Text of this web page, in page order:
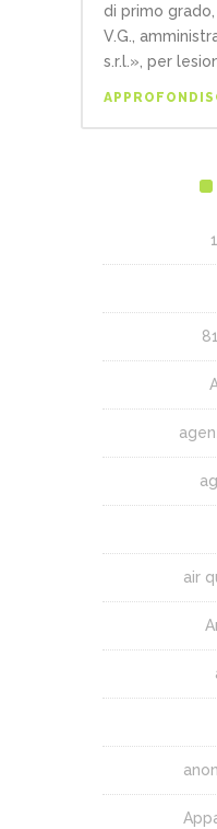
di primo
V.G.,
s.r.l.», per
air